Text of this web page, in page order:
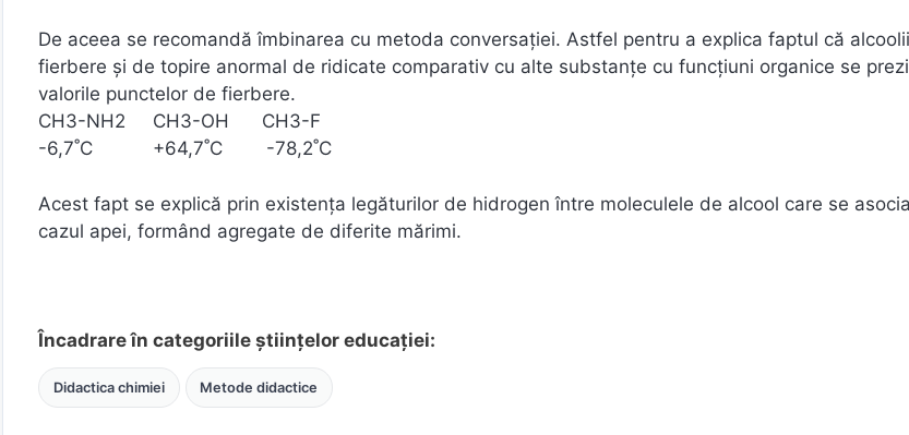
De aceea se recomandă îmbinarea cu metoda conversaţiei. Astfel pentru a explica faptul că
fierbere şi de topire anormal de ridicate comparativ cu alte substanțe cu funcțiuni organice se
valorile punctelor de fierbere.
CH3-NH2 CH3-OH CH3-F
-6,7˚C +64,7˚C -78,2˚C
Acest fapt se explică prin existența legăturilor de hidrogen între moleculele de alcool care se
cazul apei, formând agregate de diferite mărimi.
Încadrare în categoriile științelor educației:
Didactica chimiei Metode didactice